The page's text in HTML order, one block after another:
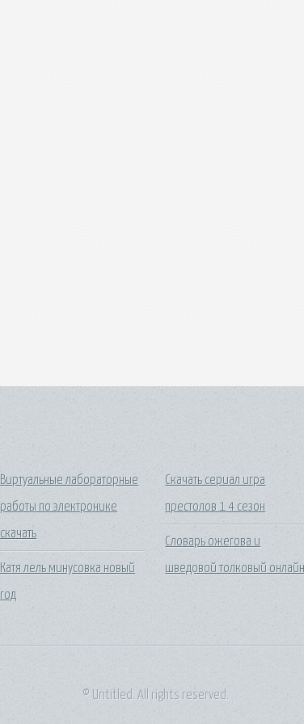
Виртуальные лабораторные
работы по электронике
скачать
Катя лель минусовка новый
год
Скачать сериал игра
престолов 1 4 сезон
Словарь ожегова и
шведовой толковый онлайн
© Untitled. All rights reserved.